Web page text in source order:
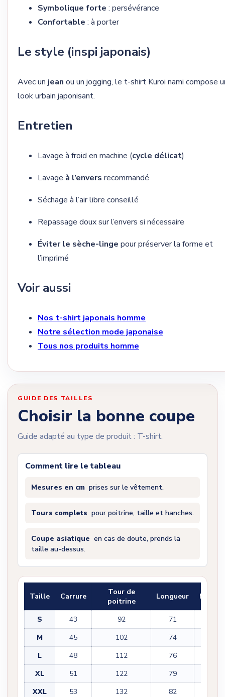
Symbolique forte : persévérance
Confortable : à porter
Le style (inspi japonais)
Avec un jean ou un jogging, le t-shirt Kuroi nami compose
look urbain japonisant.
Entretien
Lavage à froid en machine (cycle délicat)
Lavage à l’envers recommandé
Séchage à l’air libre conseillé
Repassage doux sur l’envers si nécessaire
Éviter le sèche-linge pour préserver la forme et
l’imprimé
Voir aussi
Nos t-shirt japonais homme
Notre sélection mode japonaise
Tous nos produits homme
GUIDE DES TAILLES
Choisir la bonne coupe
Guide adapté au type de produit : T-shirt.
Comment lire le tableau
Mesures en cm prises sur le vêtement.
Tours complets pour poitrine, taille et hanches.
Coupe asiatique en cas de doute, prends la
taille au-dessus.
Taille Carrure
Tour de
poitrine
Longueur
S 43 92 71
M
45 102 74
L
48 112 76
XL
51 122 79
XXL
53 132 82